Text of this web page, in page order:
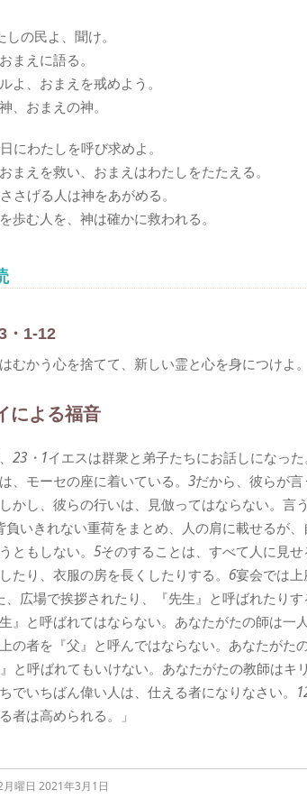
しの民よ、聞け。
まえに語る。
よ、おまえを戒めよう。
、おまえの神。
にわたしを呼び求めよ。
まえを救い、おまえはわたしをたたえる。
さげる人は神をあがめる。
歩む人を、神は確かに救われる。
・1-12
むかう心を捨てて、新しい霊と心を身につけよ。
による福音
23・1イエスは群衆と弟子たちにお話しになった
、モーセの座に着いている。 3だから、彼らが
かし、彼らの行いは、見倣ってはならない。言
負いきれない重荷をまとめ、人の肩に載せるが
ともしない。 5そのすることは、すべて人に見
たり、衣服の房を長くしたりする。 6宴会では
、広場で挨拶されたり、『先生』と呼ばれたりす
』と呼ばれてはならない。あなたがたの師は一
の者を『父』と呼んではならない。あなたがた
と呼ばれてもいけない。あなたがたの教師はキ
でいちばん偉い人は、仕える者になりなさい。
者は高められる。」
月曜日 2021年3月1日